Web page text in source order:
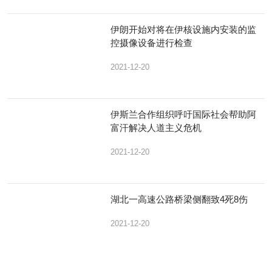
伊朗开始对将在伊核设施内安装的监
控摄像设备进行检查
2021-12-20
伊斯兰合作组织呼吁国际社会帮助阿
富汗解决人道主义危机
2021-12-20
湖北一高速公路桥梁侧翻致4死8伤
2021-12-20